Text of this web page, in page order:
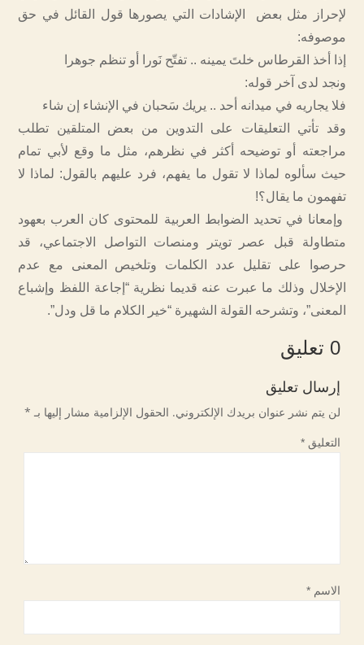
لإحراز مثل بعض الإشادات التي يصورها قول القائل في حق
موصوفه:
إذا أخذ القرطاس خلتَ يمينه .. تفتّح نَورا أو تنظم جوهرا
ونجد لدى آخر قوله:
فلا يجاريه في ميدانه أحد .. يريك سَحبان في الإنشاء إن شاء
وقد تأتي التعليقات على التدوين من بعض المتلقين تطلب
مراجعته أو توضيحه أكثر في نظرهم، مثل ما وقع لأبي تمام
حيث سألوه لماذا لا تقول ما يفهم، فرد عليهم بالقول: لماذا لا
تفهمون ما يقال؟!
وإمعانا في تحديد الضوابط العربية للمحتوى كان العرب بعهود
متطاولة قبل عصر تويتر ومنصات التواصل الاجتماعي، قد
حرصوا على تقليل عدد الكلمات وتلخيص المعنى مع عدم
الإخلال وذلك ما عبرت عنه قديما نظرية “إجاعة اللفظ وإشباع
المعنى”، وتشرحه القولة الشهيرة “خير الكلام ما قل ودل”.
0 تعليق
إرسال تعليق
لن يتم نشر عنوان بريدك الإلكتروني. الحقول الإلزامية مشار إليها بـ *
التعليق*
الاسم*